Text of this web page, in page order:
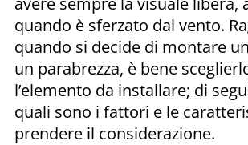
quando è sferzato dal vento.
quando si decide di montare
un parabrezza, è bene
l’elemento da installare; di
quali sono i fattori e le
prendere il considerazione.